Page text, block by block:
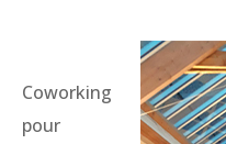
Coworking
pour